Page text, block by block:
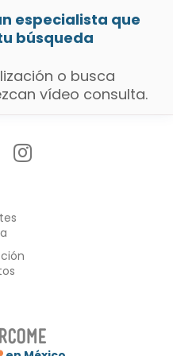
especialista que
búsqueda
o busca
vídeo consulta.